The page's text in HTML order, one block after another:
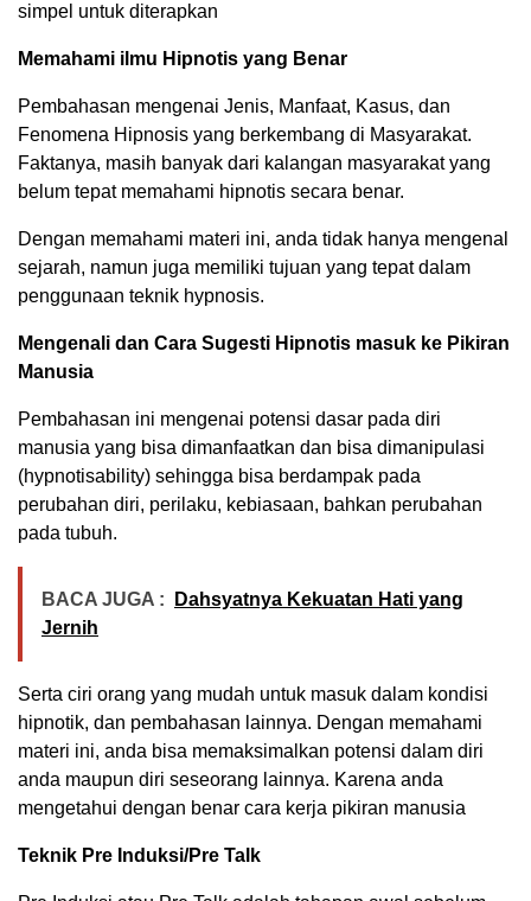
simpel untuk diterapkan
Memahami ilmu Hipnotis yang Benar
Pembahasan mengenai Jenis, Manfaat, Kasus, dan
Fenomena Hipnosis yang berkembang di Masyarakat.
Faktanya, masih banyak dari kalangan masyarakat yang
belum tepat memahami hipnotis secara benar.
Dengan memahami materi ini, anda tidak hanya mengenal
sejarah, namun juga memiliki tujuan yang tepat dalam
penggunaan teknik hypnosis.
Mengenali dan Cara Sugesti Hipnotis masuk ke Pikiran
Manusia
Pembahasan ini mengenai potensi dasar pada diri
manusia yang bisa dimanfaatkan dan bisa dimanipulasi
(hypnotisability) sehingga bisa berdampak pada
perubahan diri, perilaku, kebiasaan, bahkan perubahan
pada tubuh.
BACA JUGA :
Dahsyatnya Kekuatan Hati yang
Jernih
Serta ciri orang yang mudah untuk masuk dalam kondisi
hipnotik, dan pembahasan lainnya. Dengan memahami
materi ini, anda bisa memaksimalkan potensi dalam diri
anda maupun diri seseorang lainnya. Karena anda
mengetahui dengan benar cara kerja pikiran manusia
Teknik Pre Induksi/Pre Talk